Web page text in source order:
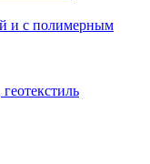
и с полимерным